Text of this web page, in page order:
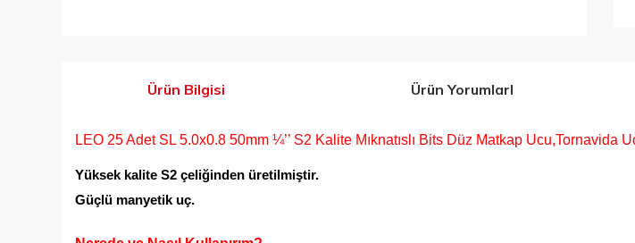
Ürün Bilgisi Ürün YorumlarI
LEO 25 Adet SL 5.0x0.8 50mm ¼’’ S2 Kalite Mıknatıslı Bits Düz Matkap Ucu,Tornavida
Yüksek kalite S2 çeliğinden üretilmiştir.
Güçlü manyetik uç.